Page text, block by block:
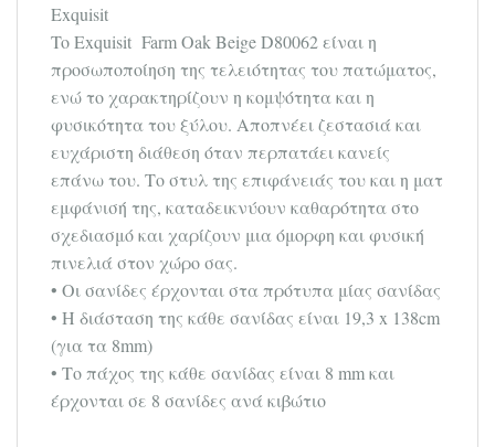
Exquisit
To Exquisit Farm Oak Beige D80062 είναι η
προσωποποίηση της τελειότητας του πατώματος,
ενώ το χαρακτηρίζουν η κομψότητα και η
φυσικότητα του ξύλου. Αποπνέει ζεστασιά και
ευχάριστη διάθεση όταν περπατάει κανείς
επάνω του. Το στυλ της επιφάνειάς του και η ματ
εμφάνισή της, καταδεικνύουν καθαρότητα στο
σχεδιασμό και χαρίζουν μια όμορφη και φυσική
πινελιά στον χώρο σας.
• Οι σανίδες έρχονται στα πρότυπα μίας σανίδας
• Η διάσταση της κάθε σανίδας είναι 19,3 x 138cm
(για τα 8mm)
• Το πάχος της κάθε σανίδας είναι 8 mm και
έρχονται σε 8 σανίδες ανά κιβώτιο